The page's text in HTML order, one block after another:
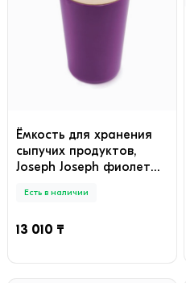
Ёмкость для хранения
сыпучих продуктов,
Joseph Joseph фиолет
Есть в наличии
13 010 ₸